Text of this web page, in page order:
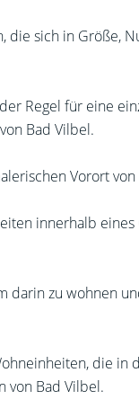
sich in Größe,
Regel für eine
Bad Vilbel.
Vorort
innerhalb
zu wohnen
die in
von Bad Vilbel.